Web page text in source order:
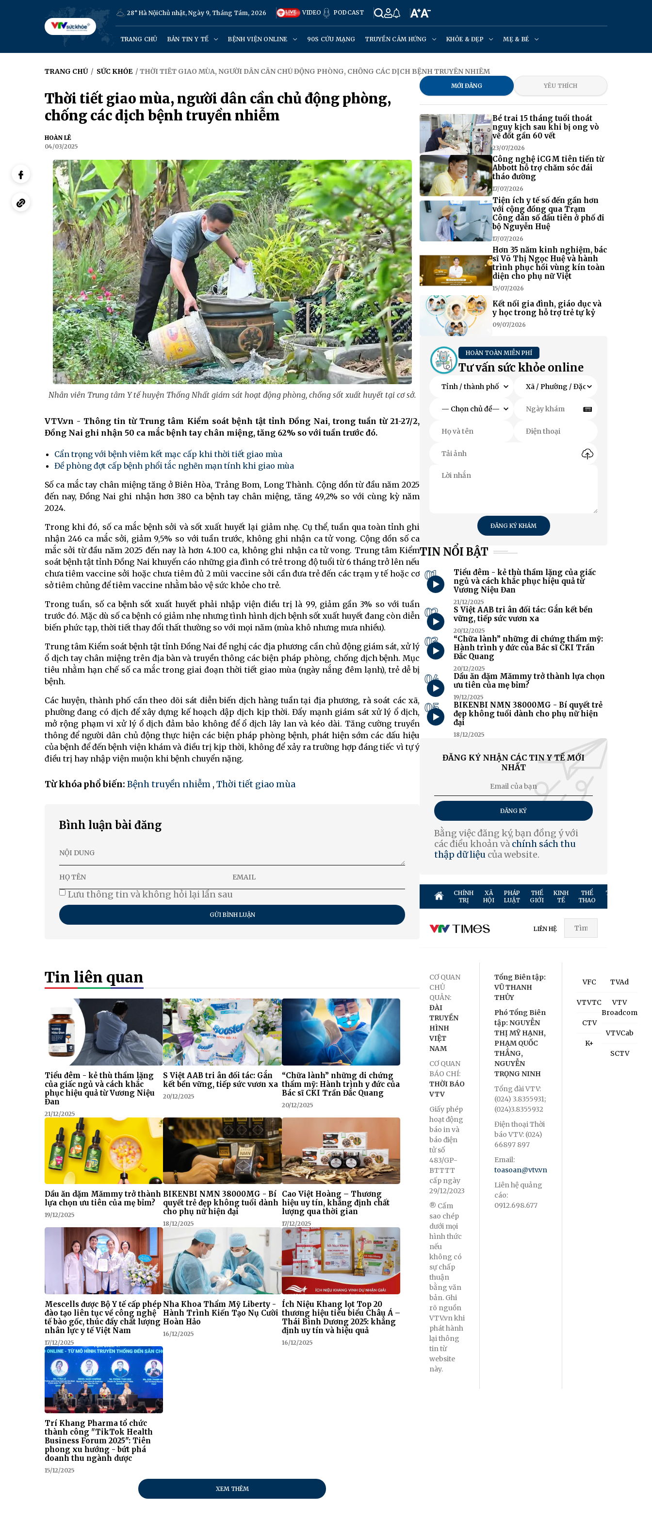
28° Hà NộiChủ nhật, Ngày 9, Tháng Tám, 2026 VIDEO PODCAST
TRANG CHỦ BẢN TIN Y TẾ BỆNH VIỆN ONLINE 90S CỨU MẠNG TRUYỀN CẢM HỨNG KHỎE & ĐẸP MẸ & BÉ
TRANG CHỦ / SỨC KHỎE / THỜI TIẾT GIAO MÙA, NGƯỜI DÂN CẦN CHỦ ĐỘNG PHÒNG, CHỐNG CÁC DỊCH BỆNH TRUYỀN NHIỄM
Thời tiết giao mùa, người dân cần chủ động phòng,
chống các dịch bệnh truyền nhiễm
HOÀN LÊ
04/03/2025
Nhân viên Trung tâm Y tế huyện Thống Nhất giám sát hoạt động phòng, chống sốt xuất huyết tại cơ sở.
VTV.vn - Thông tin từ Trung tâm Kiểm soát bệnh tật tỉnh Đồng Nai, trong tuần từ 21-27/2,
Đồng Nai ghi nhận 50 ca mắc bệnh tay chân miệng, tăng 62% so với tuần trước đó.
Cẩn trọng với bệnh viêm kết mạc cấp khi thời tiết giao mùa
Đề phòng đợt cấp bệnh phổi tắc nghẽn mạn tính khi giao mùa
Số ca mắc tay chân miệng tăng ở Biên Hòa, Trảng Bom, Long Thành. Cộng dồn từ đầu năm 2025
đến nay, Đồng Nai ghi nhận hơn 380 ca bệnh tay chân miệng, tăng 49,2% so với cùng kỳ năm
2024.
Trong khi đó, số ca mắc bệnh sởi và sốt xuất huyết lại giảm nhẹ. Cụ thể, tuần qua toàn tỉnh ghi
nhận 246 ca mắc sởi, giảm 9,5% so với tuần trước, không ghi nhận ca tử vong. Cộng dồn số ca
mắc sởi từ đầu năm 2025 đến nay là hơn 4.100 ca, không ghi nhận ca tử vong. Trung tâm Kiểm
soát bệnh tật tỉnh Đồng Nai khuyến cáo những gia đình có trẻ trong độ tuổi từ 6 tháng trở lên nếu
chưa tiêm vaccine sởi hoặc chưa tiêm đủ 2 mũi vaccine sởi cần đưa trẻ đến các trạm y tế hoặc cơ
sở tiêm chủng để tiêm vaccine nhằm bảo vệ sức khỏe cho trẻ.
Trong tuần, số ca bệnh sốt xuất huyết phải nhập viện điều trị là 99, giảm gần 3% so với tuần
trước đó. Mặc dù số ca bệnh có giảm nhẹ nhưng tình hình dịch bệnh sốt xuất huyết đang còn diễn
biến phức tạp, thời tiết thay đổi thất thường so với mọi năm (mùa khô nhưng mưa nhiều).
Trung tâm Kiểm soát bệnh tật tỉnh Đồng Nai đề nghị các địa phương cần chủ động giám sát, xử lý
ổ dịch tay chân miệng trên địa bàn và truyền thông các biện pháp phòng, chống dịch bệnh. Mục
tiêu nhằm hạn chế số ca mắc trong giai đoạn thời tiết giao mùa (ngày nắng đêm lạnh), trẻ dễ bị
bệnh.
Các huyện, thành phố cần theo dõi sát diễn biến dịch hàng tuần tại địa phương, rà soát các xã,
phường đang có dịch để xây dựng kế hoạch dập dịch kịp thời. Đẩy mạnh giám sát xử lý ổ dịch,
mở rộng phạm vi xử lý ổ dịch đảm bảo không để ổ dịch lây lan và kéo dài. Tăng cường truyền
thông để người dân chủ động thực hiện các biện pháp phòng bệnh, phát hiện sớm các dấu hiệu
của bệnh để đến bệnh viện khám và điều trị kịp thời, không để xảy ra trường hợp đáng tiếc vì tự ý
điều trị hay nhập viện muộn khi bệnh chuyển nặng.
Từ khóa phổ biến: Bệnh truyền nhiễm , Thời tiết giao mùa
Bình luận bài đăng
Lưu thông tin và không hỏi lại lần sau
GỬI BÌNH LUẬN
Tin liên quan
Tiểu đêm - kẻ thù thầm lặng
của giấc ngủ và cách khắc
phục hiệu quả từ Vương Niệu
Đan
21/12/2025
S Việt AAB tri ân đối tác: Gắn
kết bền vững, tiếp sức vươn xa
20/12/2025
“Chữa lành” những di chứng
thẩm mỹ: Hành trình y đức của
Bác sĩ CKI Trần Đắc Quang
20/12/2025
Dầu ăn dặm Mămmy trở thành
lựa chọn ưu tiên của mẹ bỉm?
19/12/2025
BIKENBI NMN 38000MG - Bí
quyết trẻ đẹp không tuổi dành
cho phụ nữ hiện đại
18/12/2025
Cao Việt Hoàng – Thương
hiệu uy tín, khẳng định chất
lượng qua thời gian
17/12/2025
Mescells được Bộ Y tế cấp phép
đào tạo liên tục về công nghệ
tế bào gốc, thúc đẩy chất lượng
nhân lực y tế Việt Nam
17/12/2025
Nha Khoa Thẩm Mỹ Liberty -
Hành Trình Kiến Tạo Nụ Cười
Hoàn Hảo
16/12/2025
Ích Niệu Khang lọt Top 20
thương hiệu tiêu biểu Châu Á –
Thái Bình Dương 2025: khẳng
định uy tín và hiệu quả
16/12/2025
Trí Khang Pharma tổ chức
thành công "TikTok Health
Business Forum 2025": Tiên
phong xu hướng - bứt phá
doanh thu ngành dược
15/12/2025
XEM THÊM
MỚI ĐĂNG YÊU THÍCH
Bé trai 15 tháng tuổi thoát
nguy kịch sau khi bị ong vò
vẽ đốt gần 60 vết
23/07/2026
Công nghệ iCGM tiên tiến từ
Abbott hỗ trợ chăm sóc đái
tháo đường
17/07/2026
Tiện ích y tế số đến gần hơn
với cộng đồng qua Trạm
Công dân số đầu tiên ở phố đi
bộ Nguyễn Huệ
17/07/2026
Hơn 35 năm kinh nghiệm, bác
sĩ Võ Thị Ngọc Huệ và hành
trình phục hồi vùng kín toàn
diện cho phụ nữ Việt
15/07/2026
Kết nối gia đình, giáo dục và
y học trong hỗ trợ trẻ tự kỷ
09/07/2026
HOÀN TOÀN MIỄN PHÍ
Tư vấn sức khỏe online
ĐĂNG KÝ KHÁM
TIN NỔI BẬT
01
Tiểu đêm - kẻ thù thầm lặng của giấc
ngủ và cách khắc phục hiệu quả từ
Vương Niệu Đan
21/12/2025
02
S Việt AAB tri ân đối tác: Gắn kết bền
vững, tiếp sức vươn xa
20/12/2025
03
“Chữa lành” những di chứng thẩm mỹ:
Hành trình y đức của Bác sĩ CKI Trần
Đắc Quang
20/12/2025
04
Dầu ăn dặm Mămmy trở thành lựa chọn
ưu tiên của mẹ bỉm?
19/12/2025
05
BIKENBI NMN 38000MG - Bí quyết trẻ
đẹp không tuổi dành cho phụ nữ hiện
đại
18/12/2025
ĐĂNG KÝ NHẬN CÁC TIN Y TẾ MỚI
NHẤT
ĐĂNG KÝ
Bằng việc đăng ký, bạn đồng ý với
các điều khoản và chính sách thu
thập dữ liệu của website.
CHÍNH
TRỊ
XÃ
HỘI
PHÁP
LUẬT
THẾ
GIỚI
KINH
TẾ
THỂ
THAO
TRUYỀN
LIÊN HỆ
CƠ QUAN
CHỦ
QUẢN:
ĐÀI
TRUYỀN
HÌNH
VIỆT
NAM
CƠ QUAN
BÁO CHÍ:
THỜI BÁO
VTV
Giấy phép
hoạt động
báo in và
báo điện
tử số
483/GP-
BTTTT
cấp ngày
29/12/2023
® Cấm
sao chép
dưới mọi
hình thức
nếu
không có
sự chấp
thuận
bằng văn
bản. Ghi
rõ nguồn
VTV.vn khi
phát hành
lại thông
tin từ
website
này.
Tổng Biên tập:
VŨ THANH
THỦY
Phó Tổng Biên
tập: NGUYỄN
THỊ MỸ HẠNH,
PHẠM QUỐC
THẮNG,
NGUYỄN
TRỌNG NINH
Tổng đài VTV:
(024) 3.8355931;
(024)3.8355932
Điện thoại Thời
báo VTV: (024)
66897 897
Email:
toasoan@vtv.vn
Liên hệ quảng
cáo:
0912.698.677
VFC
VTVTC
CTV
K+
TVAd
VTV
Broadcom
VTVCab
SCTV